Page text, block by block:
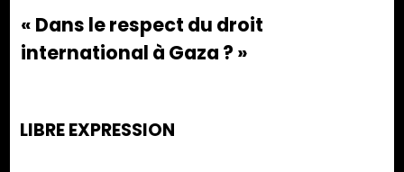
« Dans le respect du droit
international à Gaza ? »
LIBRE EXPRESSION